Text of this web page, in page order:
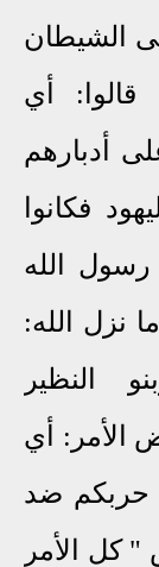
الشيطان
أي
أدبارهم
فكانوا
الله
نزل الله:
النظير
الأمر: أي
حربكم ضد
كل الأمر